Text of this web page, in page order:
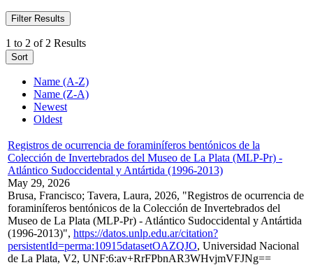
Filter Results
1 to 2 of 2 Results
Sort
Name (A-Z)
Name (Z-A)
Newest
Oldest
Registros de ocurrencia de foraminíferos bentónicos de la
Colección de Invertebrados del Museo de La Plata (MLP-Pr) -
Atlántico Sudoccidental y Antártida (1996-2013)
May 29, 2026
Brusa, Francisco; Tavera, Laura, 2026, "Registros de ocurrencia de
foraminíferos bentónicos de la Colección de Invertebrados del
Museo de La Plata (MLP-Pr) - Atlántico Sudoccidental y Antártida
(1996-2013)", https://datos.unlp.edu.ar/citation?
persistentId=perma:10915datasetOAZQJO, Universidad Nacional
de La Plata, V2, UNF:6:av+RrFPbnAR3WHvjmVFJNg==